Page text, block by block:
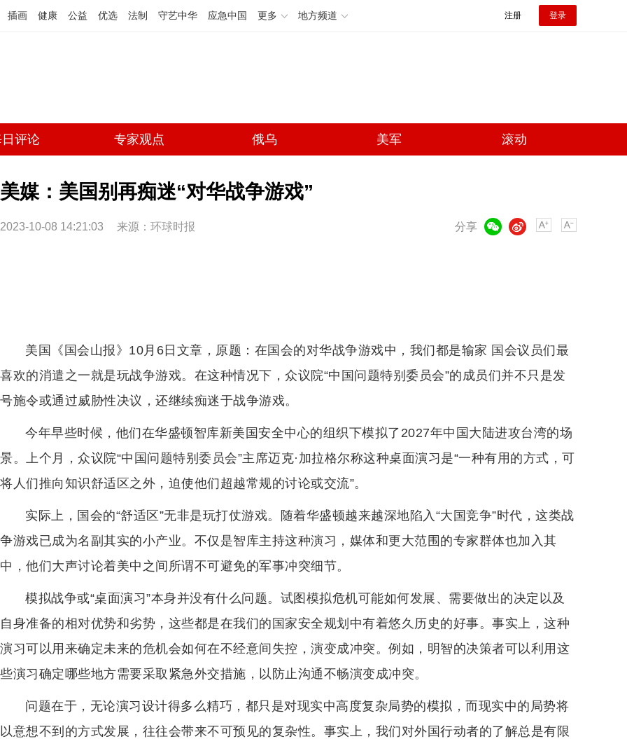
插画 健康 公益 优选 法制 守艺中华 应急中国 更多 地方频道 注册 登录
评论 专家观点 俄乌 美军 滚动
美媒：美国别再痴迷“对华战争游戏”
2023-10-08 14:21:03 来源： 环球时报 分享
微博
美国《国会山报》10月6日文章，原题：在国会的对华战争游戏中，我们都是输家 国会议员们最
喜欢的消遣之一就是玩战争游戏。在这种情况下，众议院“中国问题特别委员会”的成员们并不只是发
号施令或通过威胁性决议，还继续痴迷于战争游戏。
今年早些时候，他们在华盛顿智库新美国安全中心的组织下模拟了2027年中国大陆进攻台湾的场
景。上个月，众议院“中国问题特别委员会”主席迈克·加拉格尔称这种桌面演习是“一种有用的方式，可
将人们推向知识舒适区之外，迫使他们超越常规的讨论或交流”。
实际上，国会的“舒适区”无非是玩打仗游戏。随着华盛顿越来越深地陷入“大国竞争”时代，这类战
争游戏已成为名副其实的小产业。不仅是智库主持这种演习，媒体和更大范围的专家群体也加入其
中，他们大声讨论着美中之间所谓不可避免的军事冲突细节。
模拟战争或“桌面演习”本身并没有什么问题。试图模拟危机可能如何发展、需要做出的决定以及
自身准备的相对优势和劣势，这些都是在我们的国家安全规划中有着悠久历史的好事。事实上，这种
演习可以用来确定未来的危机会如何在不经意间失控，演变成冲突。例如，明智的决策者可以利用这
些演习确定哪些地方需要采取紧急外交措施，以防止沟通不畅演变成冲突。
问题在于，无论演习设计得多么精巧，都只是对现实中高度复杂局势的模拟，而现实中的局势将
以意想不到的方式发展，往往会带来不可预见的复杂性。事实上，我们对外国行动者的了解总是有限